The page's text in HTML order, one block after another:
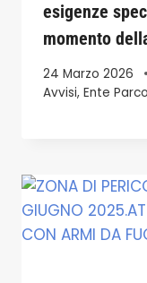
esigenze
momento
24 Marzo 2026
Avvisi, Ente